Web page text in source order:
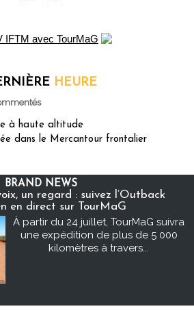
HEURE
à haute altitude
dans le Mercantour frontalier
BRAND NEWS
un regard : suivez l’Outback
en direct sur TourMaG
À partir du 24 juillet, TourMaG suivra
une expédition de plus de 5 000
kilomètres à travers...